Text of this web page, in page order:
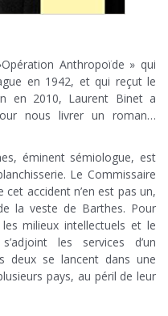
Anthropoïde » qui
en 1942, et qui reçut le
en 2010, Laurent Binet a
nous livrer un roman…
éminent sémiologue, est
Le Commissaire
accident n’en est pas un,
la veste de Barthes. Pour
milieux intellectuels et le
les services d’un
deux se lancent dans une
pays, au péril de leur